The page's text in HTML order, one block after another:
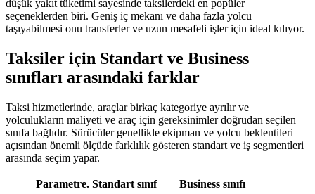
düşük yakıt tüketimi sayesinde taksilerdeki en popüler
seçeneklerden biri. Geniş iç mekanı ve daha fazla yolcu
taşıyabilmesi onu transferler ve uzun mesafeli işler için ideal kılıyor.
Taksiler için Standart ve Business
sınıfları arasındaki farklar
Taksi hizmetlerinde, araçlar birkaç kategoriye ayrılır ve
yolculukların maliyeti ve araç için gereksinimler doğrudan seçilen
sınıfa bağlıdır. Sürücüler genellikle ekipman ve yolcu beklentileri
açısından önemli ölçüde farklılık gösteren standart ve iş segmentleri
arasında seçim yapar.
Parametre. Standart sınıf
Business sınıfı